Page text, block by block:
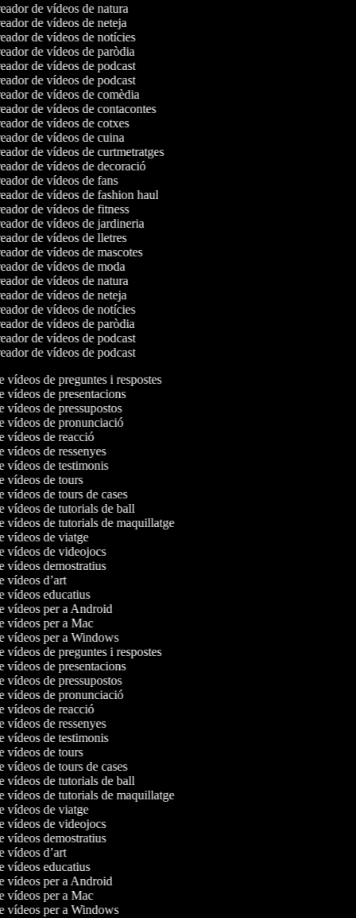
de vídeos de natura
de vídeos de neteja
de vídeos de notícies
de vídeos de paròdia
de vídeos de podcast
de vídeos de podcast
de vídeos de comèdia
de vídeos de contacontes
de vídeos de cotxes
de vídeos de cuina
de vídeos de curtmetratges
de vídeos de decoració
de vídeos de fans
de vídeos de fashion haul
de vídeos de fitness
de vídeos de jardineria
de vídeos de lletres
de vídeos de mascotes
de vídeos de moda
de vídeos de natura
de vídeos de neteja
de vídeos de notícies
de vídeos de paròdia
de vídeos de podcast
de vídeos de podcast
vídeos de preguntes i respostes
vídeos de presentacions
vídeos de pressupostos
vídeos de pronunciació
vídeos de reacció
vídeos de ressenyes
vídeos de testimonis
vídeos de tours
vídeos de tours de cases
vídeos de tutorials de ball
vídeos de tutorials de maquillatge
vídeos de viatge
vídeos de videojocs
vídeos demostratius
vídeos d’art
vídeos educatius
vídeos per a Android
vídeos per a Mac
vídeos per a Windows
vídeos de preguntes i respostes
vídeos de presentacions
vídeos de pressupostos
vídeos de pronunciació
vídeos de reacció
vídeos de ressenyes
vídeos de testimonis
vídeos de tours
vídeos de tours de cases
vídeos de tutorials de ball
vídeos de tutorials de maquillatge
vídeos de viatge
vídeos de videojocs
vídeos demostratius
vídeos d’art
vídeos educatius
vídeos per a Android
vídeos per a Mac
vídeos per a Windows